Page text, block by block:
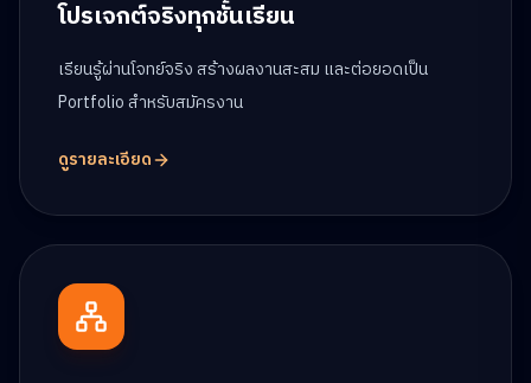
โปรเจกต์จริงทุกชั้นเรียน
เรียนรู้ผ่านโจทย์จริง สร้างผลงานสะสม และต่อยอดเป็น
Portfolio สำหรับสมัครงาน
ดูรายละเอียด